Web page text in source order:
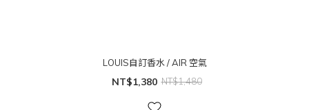
LOUIS自訂香水 / AIR 空氣
NT$1,380 NT$1,480